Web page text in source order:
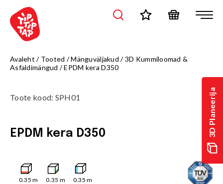
3D Planeerija
Avaleht / Tooted /Mänguväljakud /3D Kummiloomad &
Asfaldimängud /EPDM kera D350
Toote kood: SPH01
EPDM kera D350
0.35 m 0.35 m 0.35 m